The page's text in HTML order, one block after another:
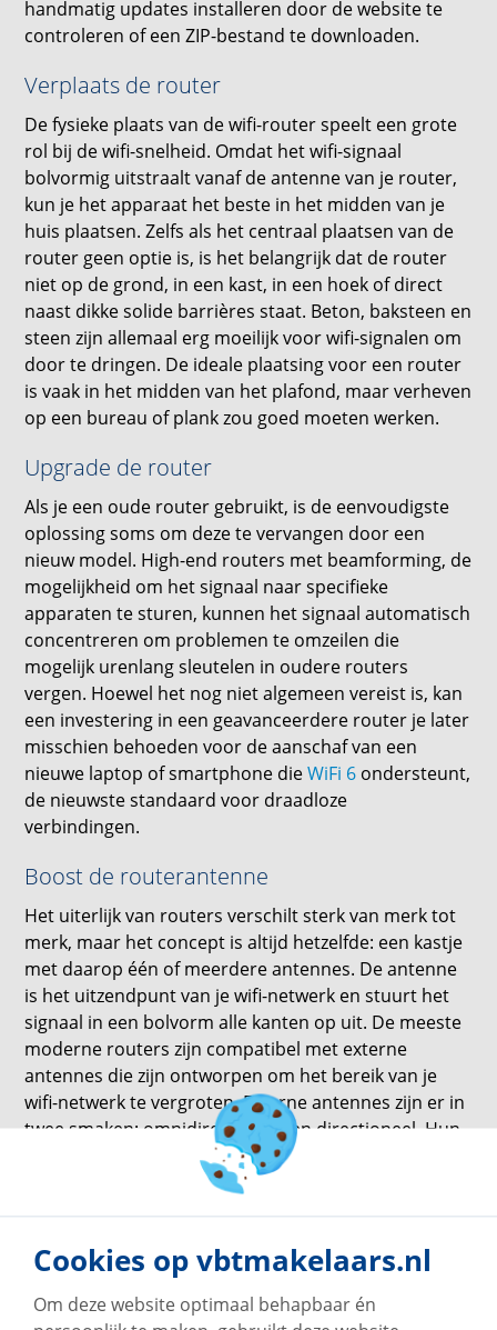
handmatig updates installeren door de website te
controleren of een ZIP-bestand te downloaden.
Verplaats de router
De fysieke plaats van de wifi-router speelt een grote
rol bij de wifi-snelheid. Omdat het wifi-signaal
bolvormig uitstraalt vanaf de antenne van je router,
kun je het apparaat het beste in het midden van je
huis plaatsen. Zelfs als het centraal plaatsen van de
router geen optie is, is het belangrijk dat de router
niet op de grond, in een kast, in een hoek of direct
naast dikke solide barrières staat. Beton, baksteen en
steen zijn allemaal erg moeilijk voor wifi-signalen om
door te dringen. De ideale plaatsing voor een router
is vaak in het midden van het plafond, maar verheven
op een bureau of plank zou goed moeten werken.
Upgrade de router
Als je een oude router gebruikt, is de eenvoudigste
oplossing soms om deze te vervangen door een
nieuw model. High-end routers met beamforming, de
mogelijkheid om het signaal naar specifieke
apparaten te sturen, kunnen het signaal automatisch
concentreren om problemen te omzeilen die
mogelijk urenlang sleutelen in oudere routers
vergen. Hoewel het nog niet algemeen vereist is, kan
een investering in een geavanceerdere router je later
misschien behoeden voor de aanschaf van een
nieuwe laptop of smartphone dieWiFi 6 ondersteunt,
de nieuwste standaard voor draadloze
verbindingen.
Boost de routerantenne
Het uiterlijk van routers verschilt sterk van merk tot
merk, maar het concept is altijd hetzelfde: een kastje
met daarop één of meerdere antennes. De antenne
is het uitzendpunt van je wifi-netwerk en stuurt het
signaal in een bolvorm alle kanten op uit. De meeste
moderne routers zijn compatibel met externe
antennes die zijn ontworpen om het bereik van je
wifi-netwerk te vergroten. Externe antennes zijn er in
twee smaken: omnidirectioneel en directioneel. Hun
signalen worden gemeten door dBi (decibel
isotroop), waarbij hogere dBi overeenkomt met een
Cookies op vbtmakelaars.nl
Om deze website optimaal behapbaar én